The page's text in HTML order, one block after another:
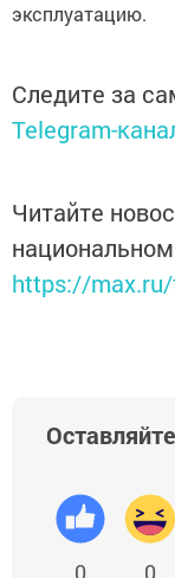
эксплуатацию.
Следите за
Telegram-
Читайте
https://